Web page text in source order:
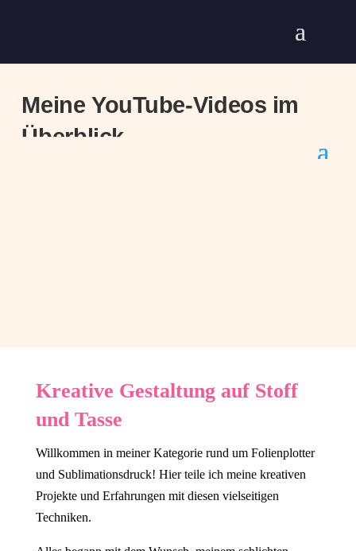
Meine YouTube-Videos im
Überblick
Kreative Gestaltung auf Stoff
und Tasse
Willkommen in meiner Kategorie rund um Folienplotter
und Sublimationsdruck! Hier teile ich meine kreativen
Projekte und Erfahrungen mit diesen vielseitigen
Techniken.